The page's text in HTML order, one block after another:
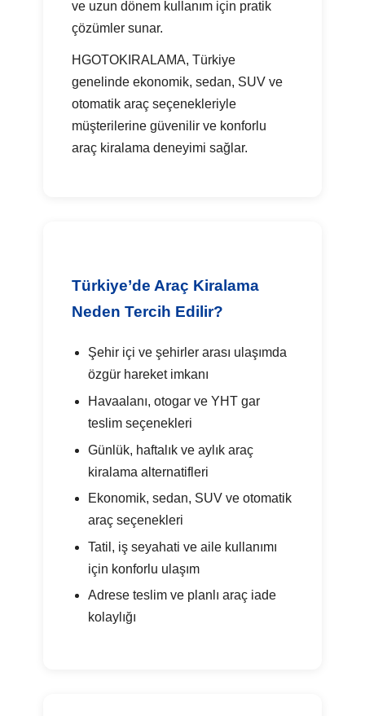
ve uzun dönem kullanım için pratik
çözümler sunar.
HGOTOKIRALAMA, Türkiye
genelinde ekonomik, sedan, SUV ve
otomatik araç seçenekleriyle
müşterilerine güvenilir ve konforlu
araç kiralama deneyimi sağlar.
Türkiye’de Araç Kiralama
Neden Tercih Edilir?
Şehir içi ve şehirler arası ulaşımda
özgür hareket imkanı
Havaalanı, otogar ve YHT gar
teslim seçenekleri
Günlük, haftalık ve aylık araç
kiralama alternatifleri
Ekonomik, sedan, SUV ve otomatik
araç seçenekleri
Tatil, iş seyahati ve aile kullanımı
için konforlu ulaşım
Adrese teslim ve planlı araç iade
kolaylığı